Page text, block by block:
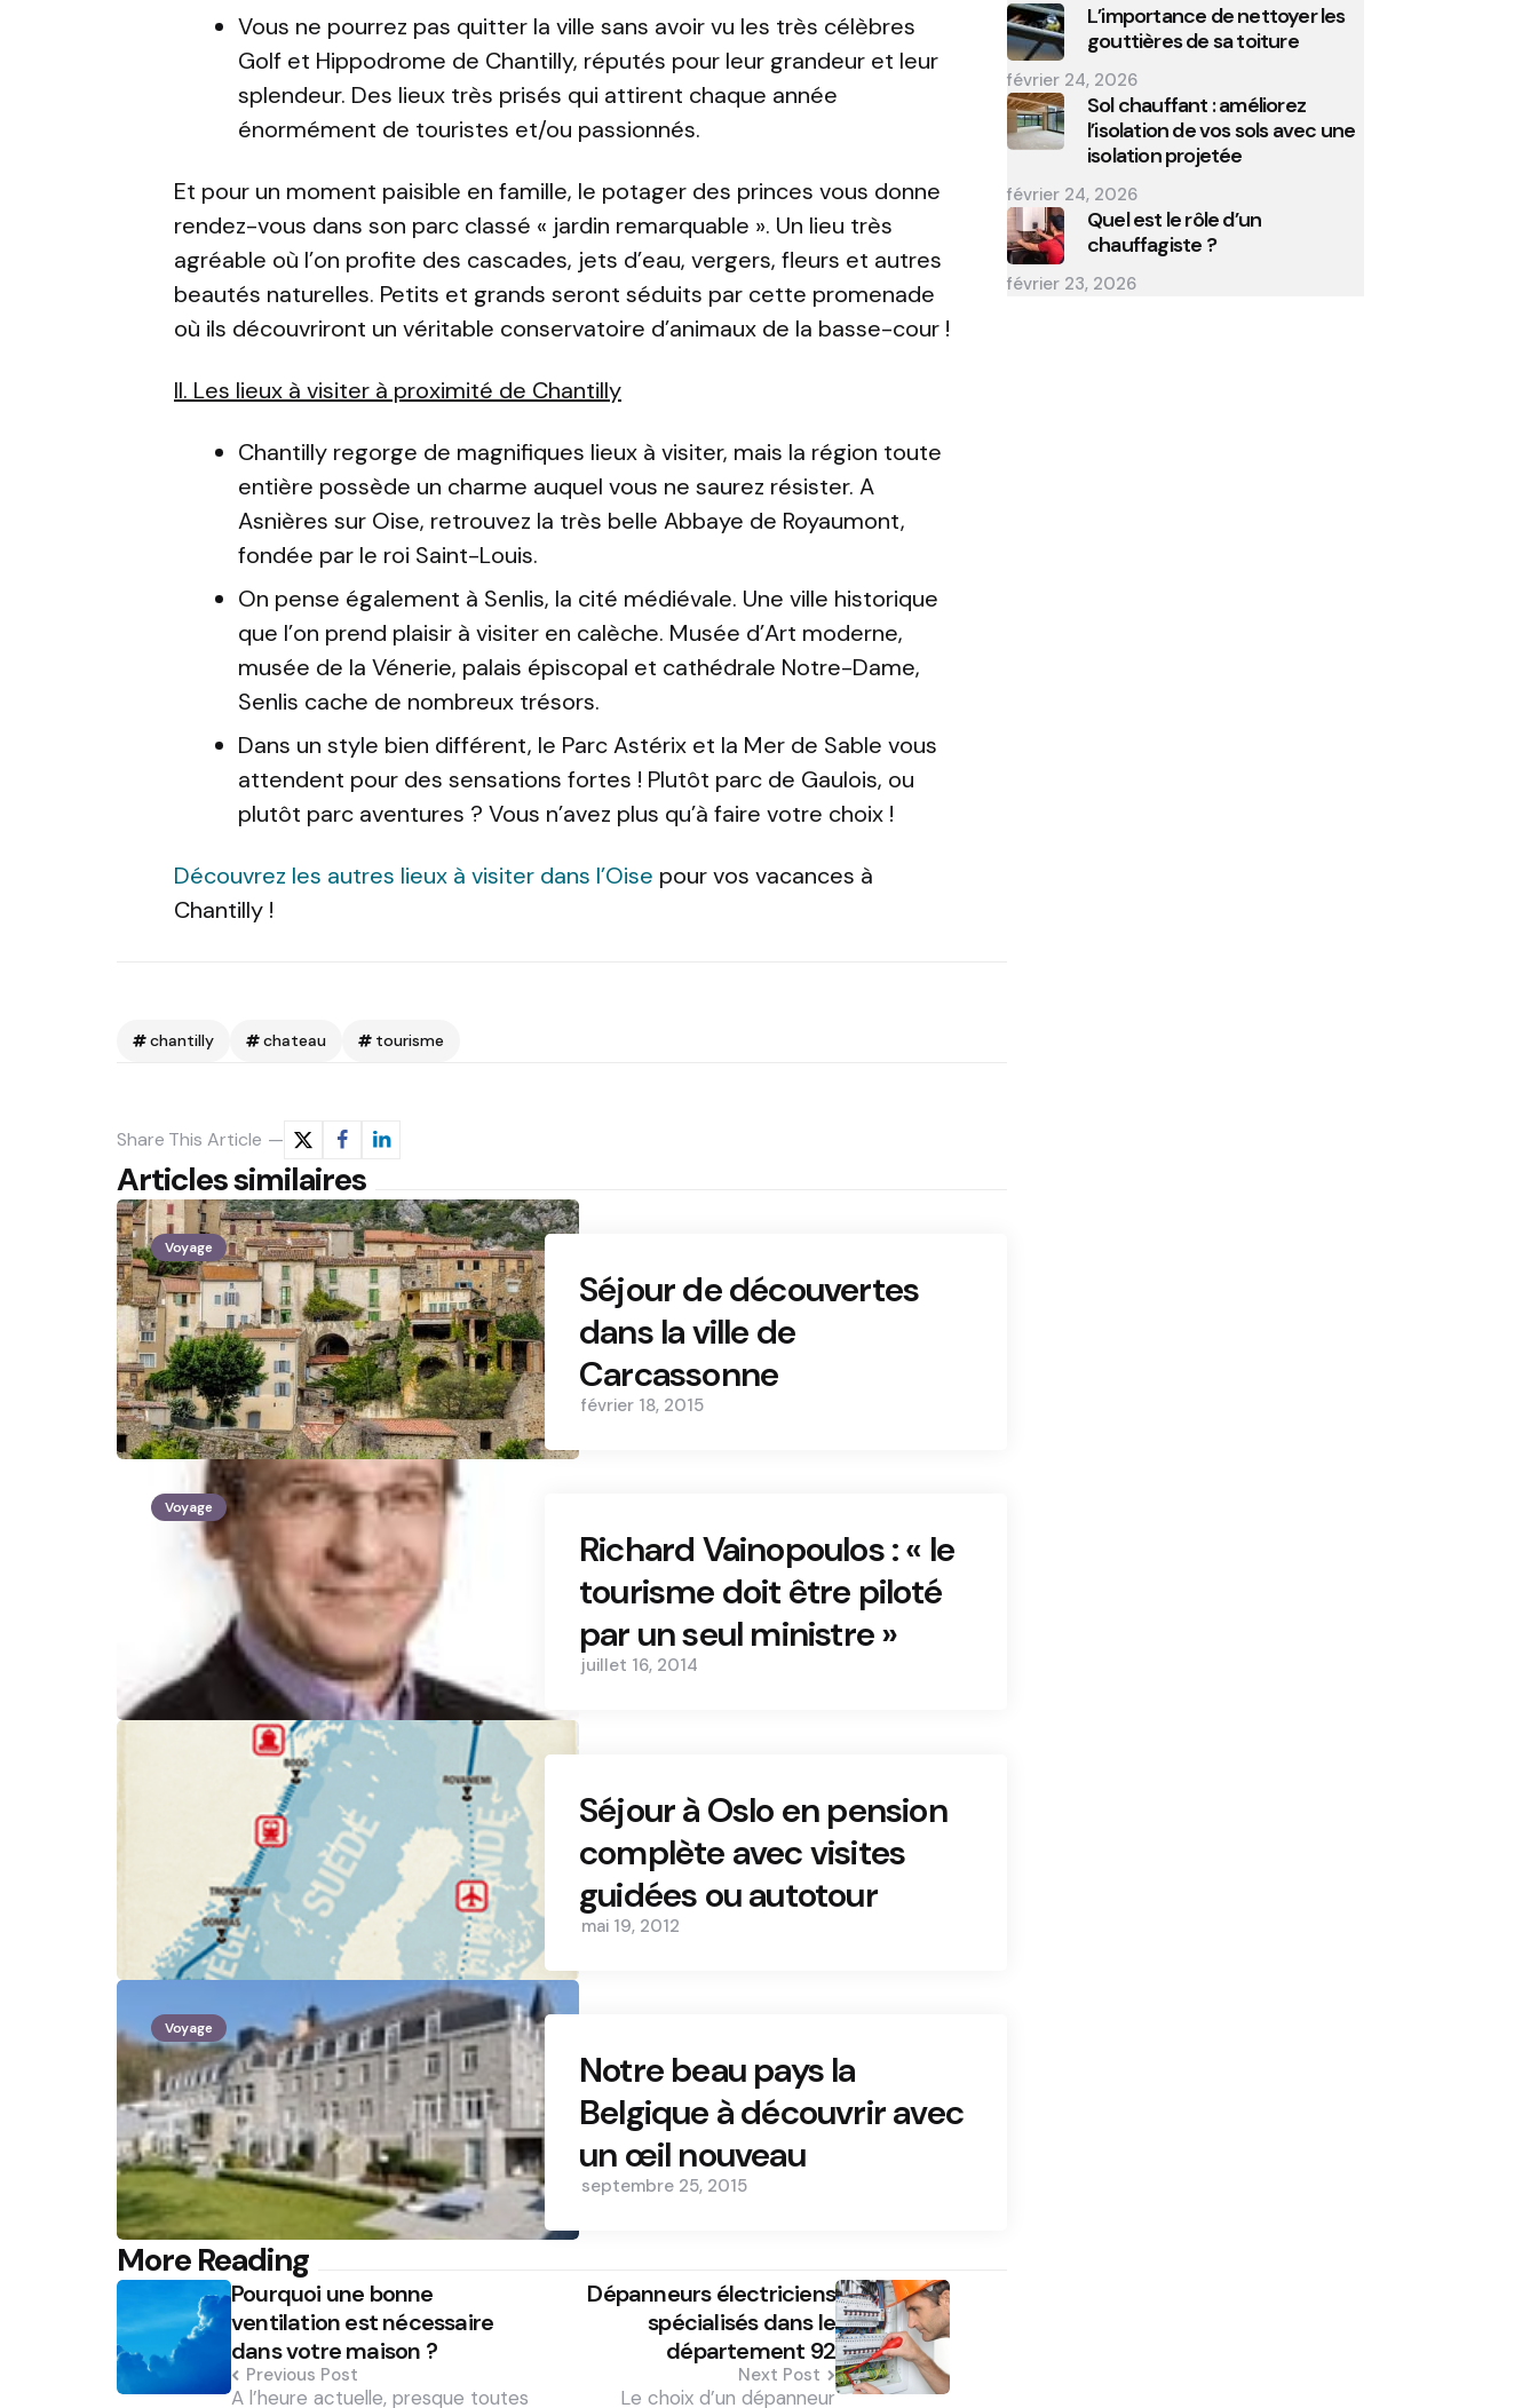
Vous ne pourrez pas quitter la ville sans avoir vu les très célèbres
Golf et Hippodrome de Chantilly, réputés pour leur grandeur et leur
splendeur. Des lieux très prisés qui attirent chaque année
énormément de touristes et/ou passionnés.
Et pour un moment paisible en famille, le potager des princes vous donne
rendez-vous dans son parc classé « jardin remarquable ». Un lieu très
agréable où l’on profite des cascades, jets d’eau, vergers, fleurs et autres
beautés naturelles. Petits et grands seront séduits par cette promenade
où ils découvriront un véritable conservatoire d’animaux de la basse-cour !
II. Les lieux à visiter à proximité de Chantilly
Chantilly regorge de magnifiques lieux à visiter, mais la région toute
entière possède un charme auquel vous ne saurez résister. A
Asnières sur Oise, retrouvez la très belle Abbaye de Royaumont,
fondée par le roi Saint-Louis.
On pense également à Senlis, la cité médiévale. Une ville historique
que l’on prend plaisir à visiter en calèche. Musée d’Art moderne,
musée de la Vénerie, palais épiscopal et cathédrale Notre-Dame,
Senlis cache de nombreux trésors.
Dans un style bien différent, le Parc Astérix et la Mer de Sable vous
attendent pour des sensations fortes ! Plutôt parc de Gaulois, ou
plutôt parc aventures ? Vous n’avez plus qu’à faire votre choix !
Découvrez les autres lieux à visiter dans l’Oise pour vos vacances à
Chantilly !
chantilly chateau tourisme
Share This Article
Articles similaires
Voyage
Séjour de découvertes
dans la ville de
Carcassonne
février 18, 2015
Voyage
Richard Vainopoulos : « le
tourisme doit être piloté
par un seul ministre »
juillet 16, 2014
Séjour à Oslo en pension
complète avec visites
guidées ou autotour
mai 19, 2012
Voyage
Notre beau pays la
Belgique à découvrir avec
un œil nouveau
septembre 25, 2015
More Reading
Post
navigationPourquoi une bonne
ventilation est nécessaire
dans votre maison ?
Previous Post
A l’heure actuelle, presque toutes
Dépanneurs électriciens
spécialisés dans le
département 92
Next Post
Le choix d’un dépanneur
L’importance de nettoyer les
gouttières de sa toiture
février 24, 2026
Sol chauffant : améliorez
l’isolation de vos sols avec une
isolation projetée
février 24, 2026
Quel est le rôle d’un
chauffagiste ?
février 23, 2026